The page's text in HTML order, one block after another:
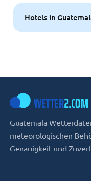
Hotels in
Guatemala
meteorologischen
Genauigkeit und